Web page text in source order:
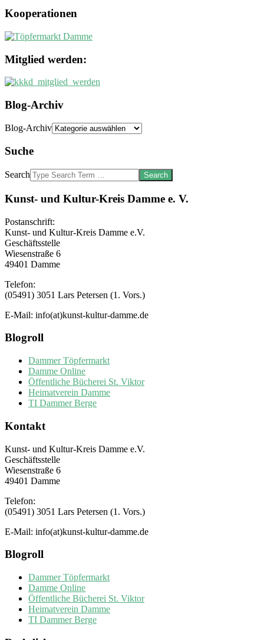
Kooperationen
Mitglied werden:
Blog-Archiv
Blog-Archiv
Suche
Search
Kunst- und Kultur-Kreis Damme e. V.
Postanschrift:
Kunst- und Kultur-Kreis Damme e.V.
Geschäftsstelle
Wiesenstraße 6
49401 Damme
Telefon:
(05491) 3051 Lars Petersen (1. Vors.)
E-Mail: info(at)kunst-kultur-damme.de
Blogroll
Dammer Töpfermarkt
Damme Online
Öffentliche Bücherei St. Viktor
Heimatverein Damme
TI Dammer Berge
Kontakt
Kunst- und Kultur-Kreis Damme e.V.
Geschäftsstelle
Wiesenstraße 6
49401 Damme
Telefon:
(05491) 3051 Lars Petersen (1. Vors.)
E-Mail: info(at)kunst-kultur-damme.de
Blogroll
Dammer Töpfermarkt
Damme Online
Öffentliche Bücherei St. Viktor
Heimatverein Damme
TI Dammer Berge